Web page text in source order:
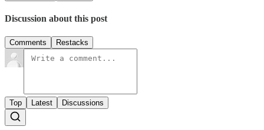
Discussion about this post
Comments Restacks
Top Latest Discussions